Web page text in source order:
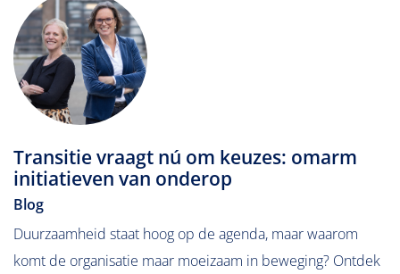
Transitie vraagt nú om keuzes: omarm
initiatieven van onderop
Blog
Duurzaamheid staat hoog op de agenda, maar waarom
komt de organisatie maar moeizaam in beweging? Ontdek